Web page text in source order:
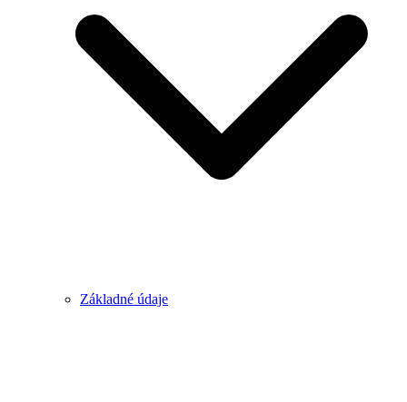
Základné údaje